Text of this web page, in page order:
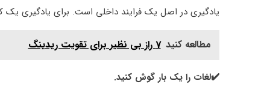
یادگیری در اصل یک فرایند داخلی است. برای یادگیری یک
مطالعه کنید 7 راز بی نظیر برای تقویت ریدینگ
✔️لغات را یک بار گوش کنید.